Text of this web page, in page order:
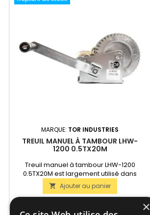
MARQUE: TOR INDUSTRIES
TREUIL MANUEL À TAMBOUR LHW-
1200 0.5TX20M
Treuil manuel à tambour LHW-1200
0.5TX20M est largement utilisé dans
l'agriculture ainsi que sur les chantiers
de construction, les sites de production
et dans d'autres domaines. Idéal pour un
usage domestique. La longueur du câble
 Ajouter au panier
×